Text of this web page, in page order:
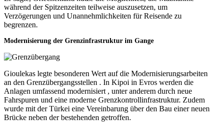
während der Spitzenzeiten teilweise auszusetzen, um
Verzögerungen und Unannehmlichkeiten für Reisende zu
begrenzen.
Modernisierung der Grenzinfrastruktur im Gange
Gioulekas legte besonderen Wert auf die Modernisierungsarbeiten
an den Grenzübergangsstellen . In Kipoi in Evros werden die
Anlagen umfassend modernisiert , unter anderem durch neue
Fahrspuren und eine moderne Grenzkontrollinfrastruktur. Zudem
wurde mit der Türkei eine Vereinbarung über den Bau einer neuen
Brücke neben der bestehenden getroffen.